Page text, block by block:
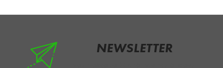
s
NEWSLETTER